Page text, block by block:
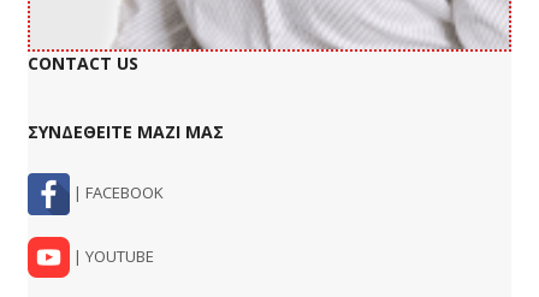
CONTACT US
ΣΥΝΔΕΘΕΙΤΕ ΜΑΖΙ ΜΑΣ
| FACEBOOK
| YOUTUBE